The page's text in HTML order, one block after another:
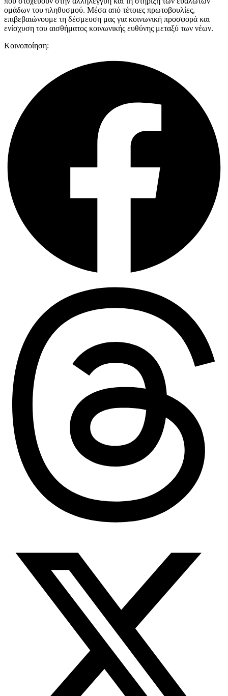
ομάδων του πληθυσμού. Μέσα από τέτοιες πρωτοβουλίες,
επιβεβαιώνουμε τη δέσμευση μας για κοινωνική προσφορά και
ενίσχυση του αισθήματος κοινωνικής ευθύνης μεταξύ των νέων.
Κοινοποίηση: